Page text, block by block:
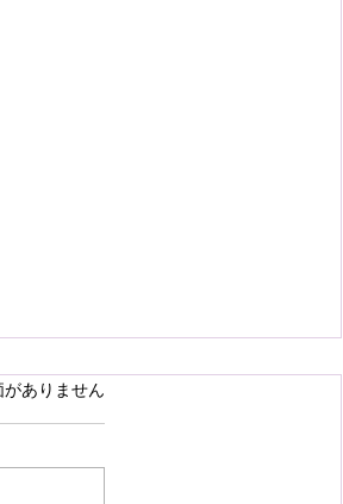
謹んで熊本県の地震災害のお
れています。
がありません